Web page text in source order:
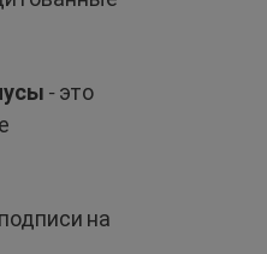
- это
на